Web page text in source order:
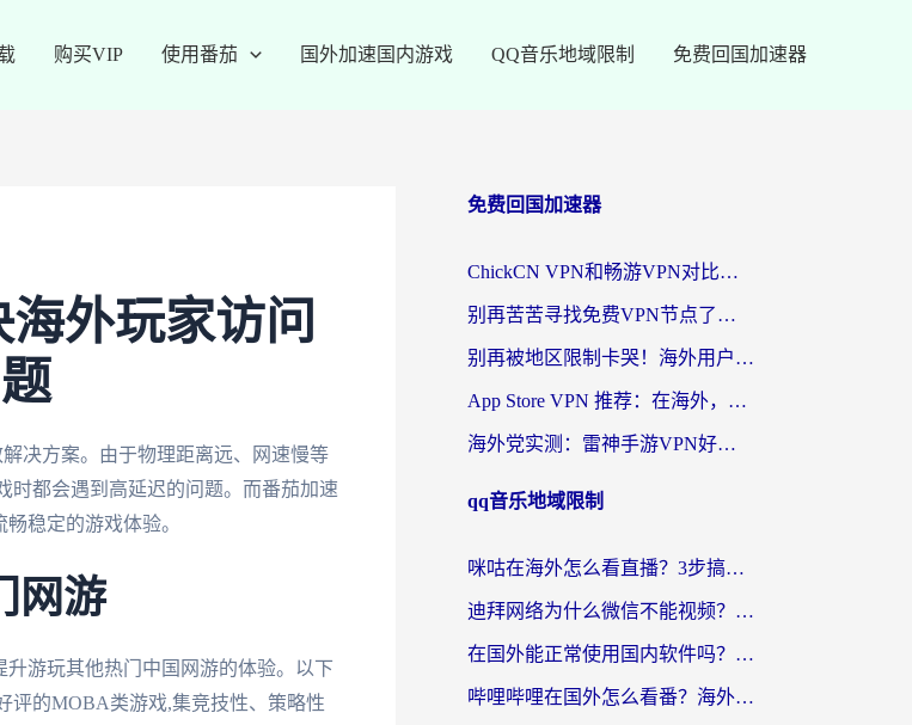
购买VIP 使用番茄 国外加速国内游戏 QQ音乐地域限制 免费回国加速器
外玩家访问
决方案。由于物理距离远、网速慢等
时都会遇到高延迟的问题。而番茄加速
稳定的游戏体验。
网游
游玩其他热门中国网游的体验。以下
评的MOBA类游戏,集竞技性、策略性
免费回国加速器
ChickCN VPN和畅游VPN对比哪个回国效果更好？海外党必看的回国加速器选择指南
别再苦苦寻找免费VPN节点了，这才是海外访问国内资源的正确姿势
别再被地区限制卡哭！海外用户vpn中国下载全攻略，无缝刷剧办公社交
App Store VPN 推荐：在海外，如何找回那扇回家的“任意门”？
海外党实测：雷神手游VPN好用吗？和闪电VPN对比哪个回国效果更好？附小众工具深度测评
qq音乐地域限制
咪咕在海外怎么看直播？3步搞定地域限制，还能畅看腾讯视频与国内热剧
迪拜网络为什么微信不能视频？海外党必看的回国加速全攻略
在国外能正常使用国内软件吗？海外党亲测有效的无缝访问指南
哔哩哔哩在国外怎么看番？海外党追剧看片的终极解决方案